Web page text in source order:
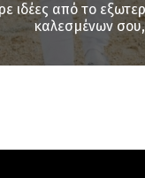
ιδέες από το
καλεσμένων